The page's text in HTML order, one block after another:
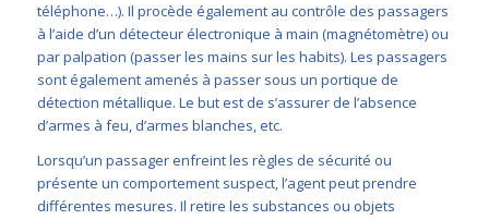
téléphone…). Il procède également au contrôle des passagers
à l’aide d’un détecteur électronique à main (magnétomètre) ou
par palpation (passer les mains sur les habits). Les passagers
sont également amenés à passer sous un portique de
détection métallique. Le but est de s’assurer de l’absence
d’armes à feu, d’armes blanches, etc.
Lorsqu’un passager enfreint les règles de sécurité ou
présente un comportement suspect, l’agent peut prendre
différentes mesures. Il retire les substances ou objets